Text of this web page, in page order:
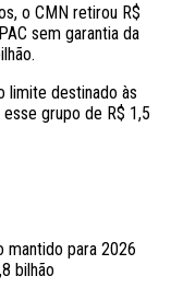
o CMN retirou R$
sem garantia da
limite destinado às
grupo de R$ 1,5
mantido para 2026
bilhão